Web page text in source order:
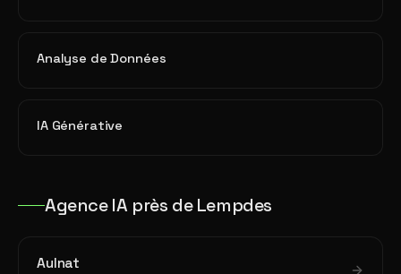
Analyse de Données
IA Générative
Agence IA près de Lempdes
Aulnat